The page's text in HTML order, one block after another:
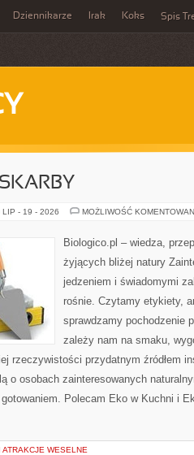
Dziennikarze Irak Koks Spis
LIP - 19 - 2026 MOŻLIWOŚĆ
Biologico.pl – wiedza,
żyjących bliżej natury
jedzeniem i świadomymi
rośnie. Czytamy etykiety,
sprawdzamy pochodzenie
zależy nam na smaku,
rzeczywistości przydatnym źródłem
o osobach zainteresowanych
Polecam Eko w Kuchni i
ATRAKCJE WESELNE